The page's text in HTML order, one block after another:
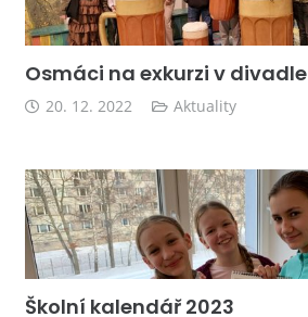
Osmáci na exkurzi v divadle
20. 12. 2022 Aktuality
Školní kalendář 2023